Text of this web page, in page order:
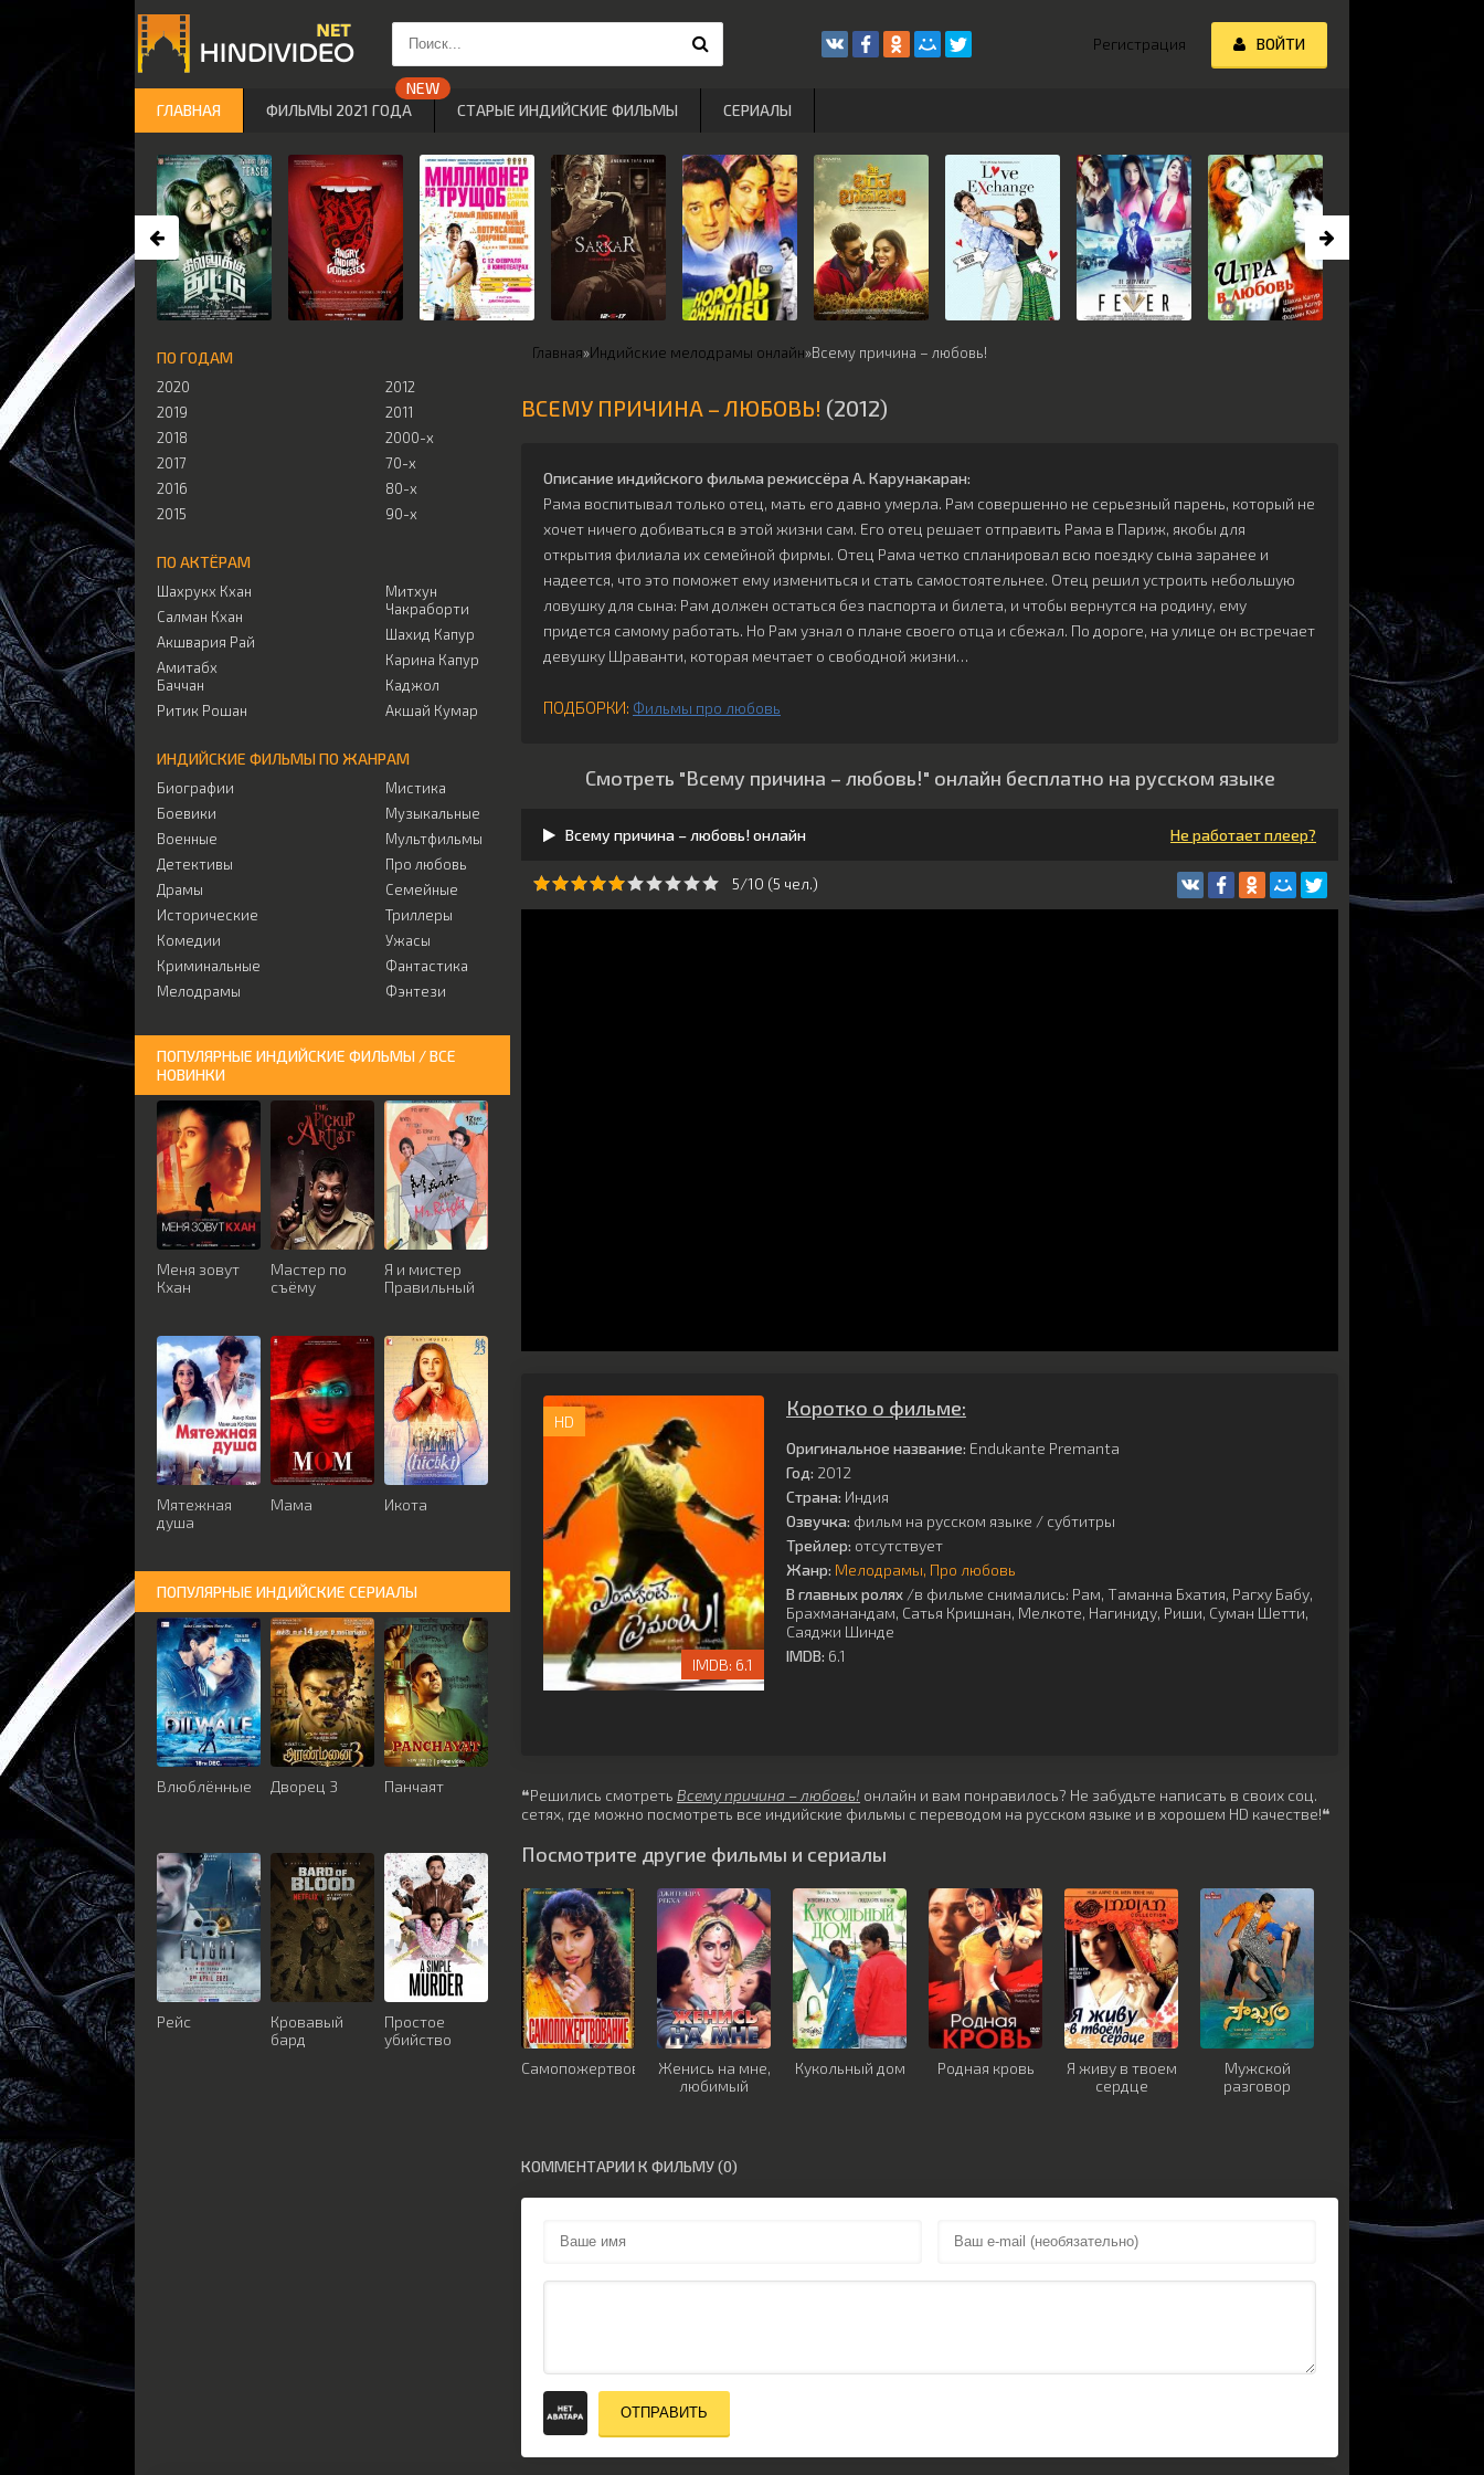
Главная»Индийские мелодрамы онлайн»Всему причина – любовь!
ВСЕМУ ПРИЧИНА – ЛЮБОВЬ! (2012)
Описание индийского фильма режиссёра А. Карунакаран:
Рама воспитывал только отец, мать его давно умерла. Рам совершенно не серьезный парень, который не
хочет ничего добиваться в этой жизни сам. Его отец решает отправить Рама в Париж, якобы для
открытия филиала их семейной фирмы. Отец Рама четко спланировал всю поездку сына заранее и
надеется, что это поможет ему измениться и стать самостоятельнее. Отец решил устроить небольшую
ловушку для сына: Рам должен остаться без паспорта и билета, и чтобы вернутся на родину, ему
придется самому работать. Но Рам узнал о плане своего отца и сбежал. По дороге, на улице он встречает
девушку Шраванти, которая мечтает о свободной жизни…
ПОДБОРКИ: Фильмы про любовь
Смотреть "Всему причина – любовь!" онлайн бесплатно на русском языке
Всему причина – любовь! онлайн Не работает плеер?
5/10 (5 чeл.)
HD
6.1
Коротко о фильме:
Оригинальное название: Endukante Premanta
Год: 2012
Страна: Индия
Озвучка: фильм на русском языке / субтитры
Трейлер: отсутствует
Жанр: Мелодрамы Про любовь
В главных ролях /в фильме снимались: Рам, Таманна Бхатия, Рагху Бабу,
Брахманандам, Сатья Кришнан, Мелкоте, Нагиниду, Риши, Суман Шетти,
Саяджи Шинде
IMDB: 6.1
❝Решились смотреть Всему причина – любовь! онлайн и вам понравилось? Не забудьте написать в своих соц.
сетях, где можно посмотреть все индийские фильмы с переводом на русском языке и в хорошем HD качестве!❝
Посмотрите другие фильмы и сериалы
СамопожертвованиеЖенись на мне,
любимый
Кукольный дом Родная кровь
Я живу в твоем
сердце
Мужской
разговор
КОММЕНТАРИИ К ФИЛЬМУ (0)
ОТПРАВИТЬ
ПО ГОДАМ
2020
2019
2018
2017
2016
2015
2012
2011
2000-х
70-х
80-х
90-х
ПО АКТЁРАМ
Шахрукх Кхан
Салман Кхан
Акшвария Рай
Амитабх
Баччан
Ритик Рошан
Митхун
Чакраборти
Шахид Капур
Карина Капур
Каджол
Акшай Кумар
ИНДИЙСКИЕ ФИЛЬМЫ ПО ЖАНРАМ
Биографии
Боевики
Военные
Детективы
Драмы
Исторические
Комедии
Криминальные
Мелодрамы
Мистика
Музыкальные
Мультфильмы
Про любовь
Семейные
Триллеры
Ужасы
Фантастика
Фэнтези
ПОПУЛЯРНЫЕ ИНДИЙСКИЕ ФИЛЬМЫ / ВСЕ
НОВИНКИ
Меня зовут
Кхан
Мастер по
съёму
Я и мистер
Правильный
Мятежная
душа
Мама Икота
ПОПУЛЯРНЫЕ ИНДИЙСКИЕ СЕРИАЛЫ
Влюблённые Дворец 3 Панчаят
Рейс
Кровавый
бард
Простое
убийство
Регистрация ВОЙТИ
ГЛАВНАЯ ФИЛЬМЫ 2021 ГОДА СТАРЫЕ ИНДИЙСКИЕ ФИЛЬМЫ СЕРИАЛЫ